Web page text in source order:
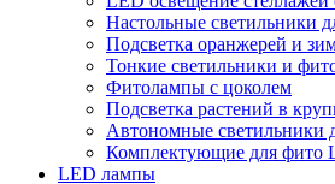
Настольные светильники
Подсветка оранжерей и
Тонкие светильники и
Фитолампы с цоколем
Подсветка растений в
Автономные светильники
Комплектующие для фито
LED лампы